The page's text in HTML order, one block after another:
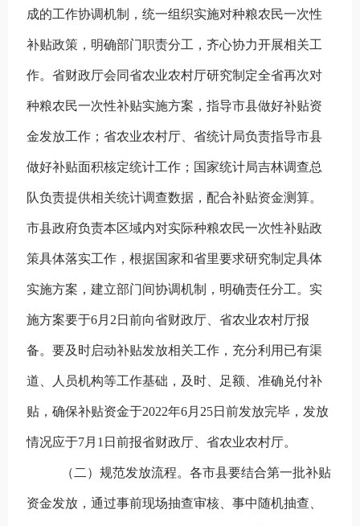
成的工作协调机制，统一组织实施对种粮农民一次性
补贴政策，明确部门职责分工，齐心协力开展相关工
作。省财政厅会同省农业农村厅研究制定全省再次对
种粮农民一次性补贴实施方案，指导市县做好补贴资
金发放工作；省农业农村厅、省统计局负责指导市县
做好补贴面积核定统计工作；国家统计局吉林调查总
队负责提供相关统计调查数据，配合补贴资金测算。
市县政府负责本区域内对实际种粮农民一次性补贴政
策具体落实工作，根据国家和省里要求研究制定具体
实施方案，建立部门间协调机制，明确责任分工。实
施方案要于6月2日前向省财政厅、省农业农村厅报
备。要及时启动补贴发放相关工作，充分利用已有渠
道、人员机构等工作基础，及时、足额、准确兑付补
贴，确保补贴资金于2022年6月25日前发放完毕，发放
情况应于7月1日前报省财政厅、省农业农村厅。
（二）规范发放流程。 各市县要结合第一批补贴
资金发放，通过事前现场抽查审核、事中随机抽查、